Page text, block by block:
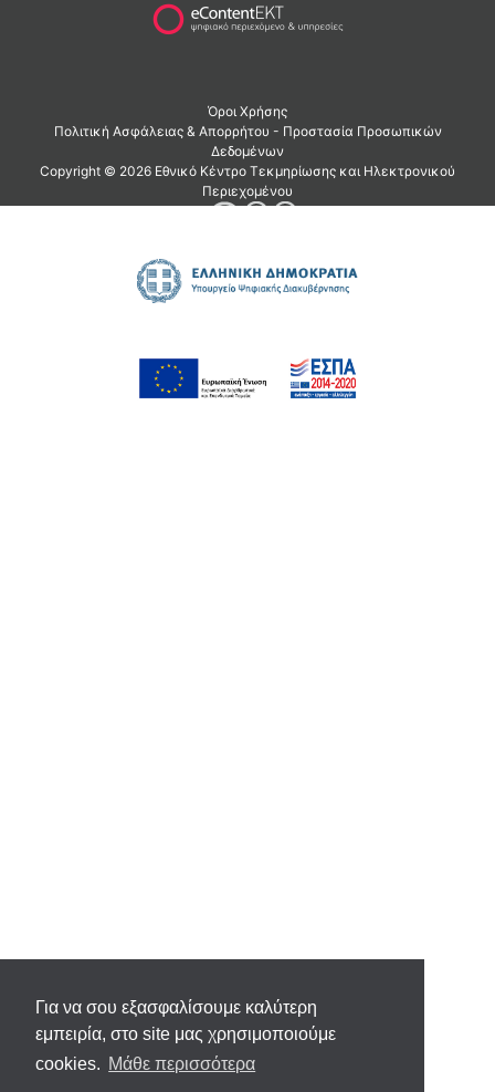
Για να σου εξασφαλίσουμε καλύτερη
εμπειρία, στο site μας χρησιμοποιούμε
cookies. Μάθε περισσότερα